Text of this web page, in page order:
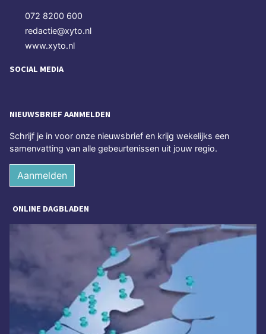
072 8200 600
redactie@xyto.nl
www.xyto.nl
SOCIAL MEDIA
NIEUWSBRIEF AANMELDEN
Schrijf je in voor onze nieuwsbrief en krijg wekelijks een
samenvatting van alle gebeurtenissen uit jouw regio.
Aanmelden
ONLINE DAGBLADEN